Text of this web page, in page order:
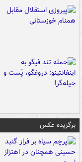
برگزیده عکس